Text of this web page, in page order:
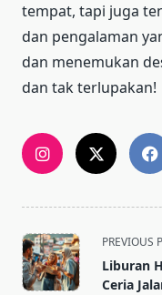
tempat, tapi juga
dan pengalaman
dan menemukan
dan tak terlupakan!
<span
class="nav-
subtitle
PREVIOUS
Liburan
Ceria